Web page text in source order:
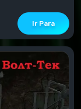
Ir Para